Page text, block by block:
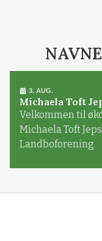
3. AUG.
Michaela Toft
Velkommen til
Michaela Toft
Landboforening